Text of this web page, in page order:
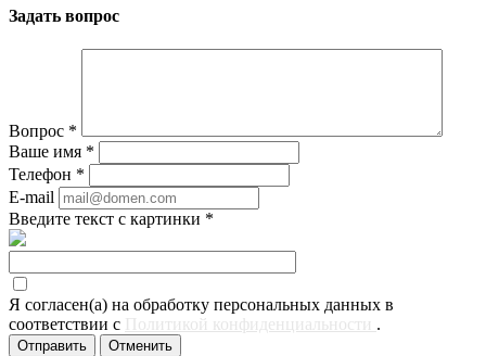
Задать вопрос
Вопрос *
Ваше имя *
Телефон *
E-mail
Введите текст с картинки *
Я согласен(а) на обработку персональных данных в
соответствии с Политикой конфиденциальности .
Отменить